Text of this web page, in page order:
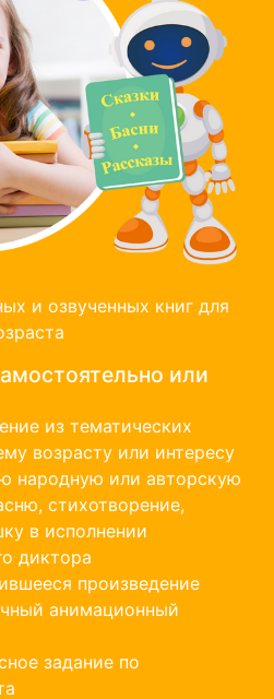
и озвученных книг для
или
из тематических
возрасту или интересу
народную или авторскую
стихотворение,
в исполнении
диктора
произведение
анимационный
задание по